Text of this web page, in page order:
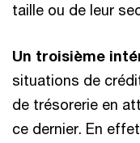
taille ou de leur
Un troisième
situations de
de trésorerie en
ce dernier. En